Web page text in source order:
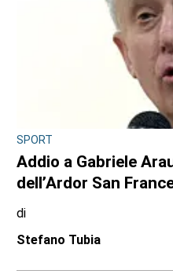
MAPPANO, DRAMMA
Il cellulare gli prende
pantaloni: ustionato
distributore Tamoil
di
Redazione